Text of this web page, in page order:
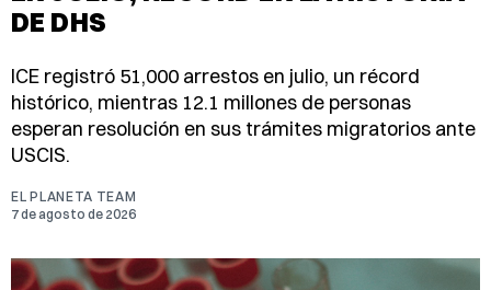
DE DHS
ICE registró 51,000 arrestos en julio, un récord
histórico, mientras 12.1 millones de personas
esperan resolución en sus trámites migratorios ante
USCIS.
EL PLANETA TEAM
7 de agosto de 2026